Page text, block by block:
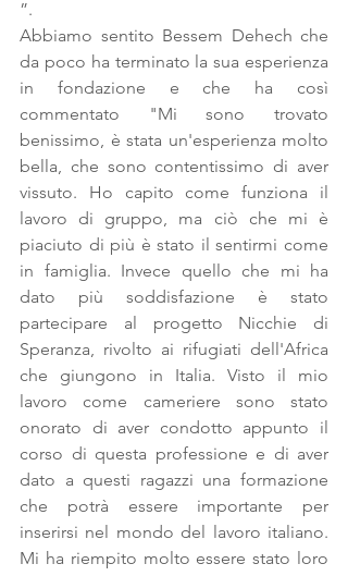
”.
Abbiamo sentito Bessem Dehech che
da poco ha terminato la sua esperienza
in fondazione e che ha così
commentato "Mi sono trovato
benissimo, è stata un'esperienza molto
bella, che sono contentissimo di aver
vissuto. Ho capito come funziona il
lavoro di gruppo, ma ciò che mi è
piaciuto di più è stato il sentirmi come
in famiglia. Invece quello che mi ha
dato più soddisfazione è stato
partecipare al progetto Nicchie di
Speranza, rivolto ai rifugiati dell'Africa
che giungono in Italia. Visto il mio
lavoro come cameriere sono stato
onorato di aver condotto appunto il
corso di questa professione e di aver
dato a questi ragazzi una formazione
che potrà essere importante per
inserirsi nel mondo del lavoro italiano.
Mi ha riempito molto essere stato loro